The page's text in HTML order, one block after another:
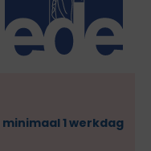
minimaal 1 werkdag